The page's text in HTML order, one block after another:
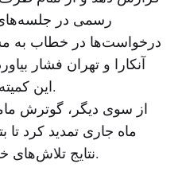
رسمی در
درخواست‌ها در خطاب به
آنکارا و تهران فشار
این کمیته را هرچه زودتر معرفی کنند.
از سوی دیگر، گوترش
ماه جاری تمدید کرد تا
نتایج تلاش‌های خود در این زمینه گزارش دهد.